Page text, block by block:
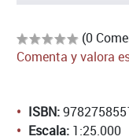
(0
Comenta y valora
ISBN:
Escala: 1:25.000